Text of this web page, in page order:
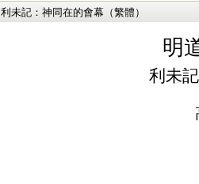
利未記：神同在的會幕（繁體）
明
利未